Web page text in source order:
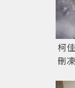
柯
刪